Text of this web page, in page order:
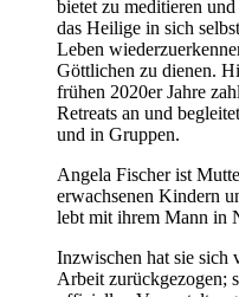
bietet zu meditieren
das Heilige in sich
Leben
Göttlichen zu dienen.
frühen 2020er Jahre
Retreats an und
und in Gruppen.
Angela Fischer ist
erwachsenen Kindern
lebt mit ihrem Mann in
Inzwischen hat sie sich
Arbeit zurückgezogen;